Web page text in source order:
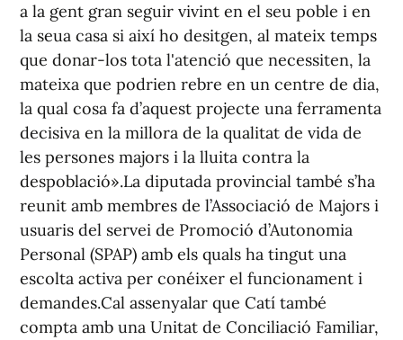
a la gent gran seguir vivint en el seu poble i en
la seua casa si així ho desitgen, al mateix temps
que donar-los tota l'atenció que necessiten, la
mateixa que podrien rebre en un centre de dia,
la qual cosa fa d’aquest projecte una ferramenta
decisiva en la millora de la qualitat de vida de
les persones majors i la lluita contra la
despoblació».La diputada provincial també s’ha
reunit amb membres de l’Associació de Majors i
usuaris del servei de Promoció d’Autonomia
Personal (SPAP) amb els quals ha tingut una
escolta activa per conéixer el funcionament i
demandes.Cal assenyalar que Catí també
compta amb una Unitat de Conciliació Familiar,